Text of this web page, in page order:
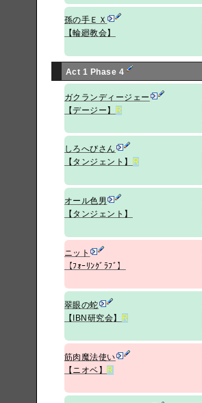
孫の手ＥＸ
【輪廻教会】
Act 1 Phase 4
ガクランディージェー
【デージー】 R
しろへびさん
【タンジェント】
R
オール色男
【タンジェント】
ニット
【ﾌｫｰﾘﾝｸﾞﾗﾌﾞ】
翠眼の蛇
【IBN研究会】 R
筋肉魔法使い
【ニオベ】 R